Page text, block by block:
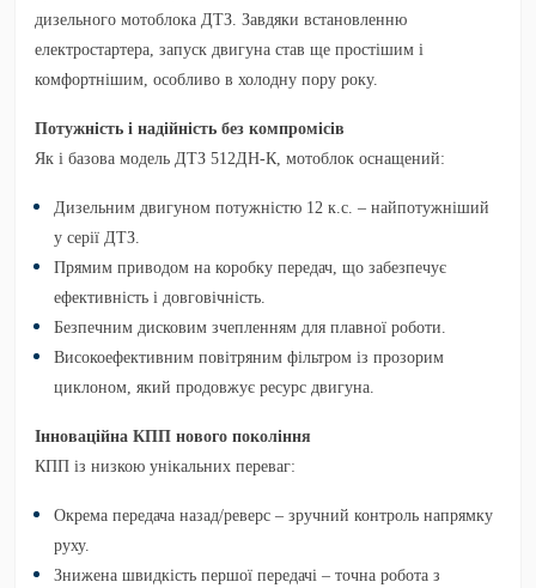
дизельного мотоблока ДТЗ. Завдяки встановленню
електростартера, запуск двигуна став ще простішим і
комфортнішим, особливо в холодну пору року.
Потужність і надійність без компромісів
Як і базова модель ДТЗ 512ДН-К, мотоблок оснащений:
Дизельним двигуном потужністю 12 к.с. – найпотужніший
у серії ДТЗ.
Прямим приводом на коробку передач, що забезпечує
ефективність і довговічність.
Безпечним дисковим зчепленням для плавної роботи.
Високоефективним повітряним фільтром із прозорим
циклоном, який продовжує ресурс двигуна.
Інноваційна КПП нового покоління
КПП із низкою унікальних переваг:
Окрема передача назад/реверс – зручний контроль напрямку
руху.
Знижена швидкість першої передачі – точна робота з